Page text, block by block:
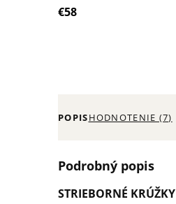
€58
POPISHODNOTENIE (7)
Podrobný popis
STRIEBORNÉ